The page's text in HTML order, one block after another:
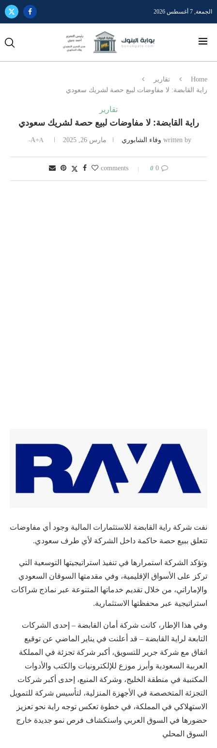
الجمعة, 7 أغسطس 2026
Home
تقارير
راية القابضة: لا مفاوضات لبيع حصة لشريك سعودي
تقارير
راية القابضة: لا مفاوضات لبيع حصة لشريك سعودي
written by وفاء الشابوري مارس 26, 2025 A+A-
0 comments
0
نفت شركة راية القابضة للاستثمارات المالية وجود أي مفاوضات
تتعلق ببيع حصة حاكمة داخل الشركة لأي طرف سعودي.
وتؤكد الشركة استمرارها في تنفيذ استراتيجيتها التوسعية التي
تركز على الأسواق الإقليمية، وفي مقدمتها السوقان السعودي
والإماراتي، من خلال تقديم خدماتها المتنوعة عبر نماذج شراكات
استراتيجية عبر محفظتها الاستثمارية.
وفي هذا الإطار، كانت شركة أمان القابضة – إحدى الشركات
التابعة لراية القابضة – قد أعلنت في يناير الماضي عن توقيع
اتفاق مع شركة جرير للتسويق، أكبر شركة تجزئة في المملكة
العربية السعودية وأبرز موزع للإلكترونيات والكتب والأدوات
المكتبية في منطقة الخليج، وشركة المنيع، إحدى أكبر شركات
التجزئة المتخصصة في الأجهزة المنزلية، لتأسيس شركة للتمويل
الاستهلاكي في المملكة، في خطوة تعكس توجه راية نحو تعزيز
حضورها في السوق العربي واستكشاف فرص نمو جديدة خارج
السوق المحلي